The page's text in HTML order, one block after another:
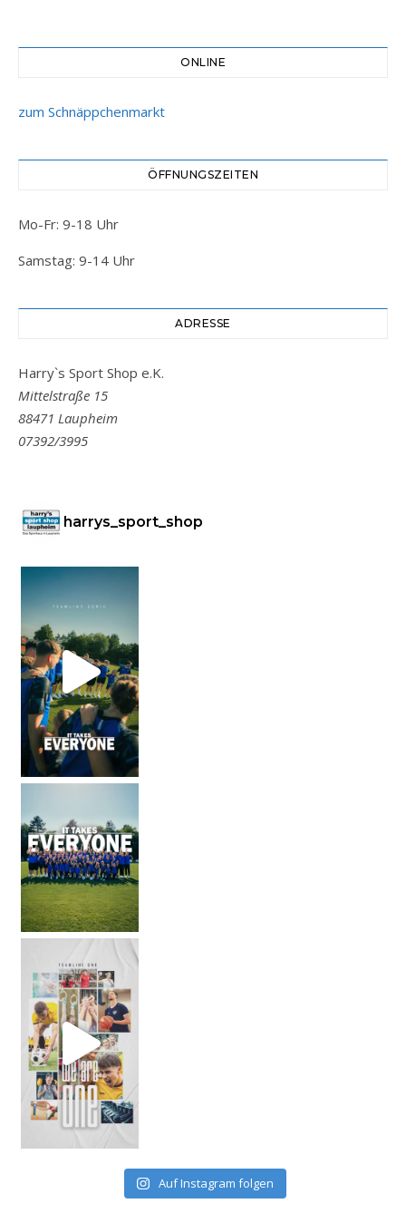
ONLINE
zum Schnäppchenmarkt
ÖFFNUNGSZEITEN
Mo-Fr: 9-18 Uhr
Samstag: 9-14 Uhr
ADRESSE
Harry`s Sport Shop e.K.
Mittelstraße 15
88471 Laupheim
07392/3995
harrys_sport_shop
Er lebt von
Auf Instagram folgen